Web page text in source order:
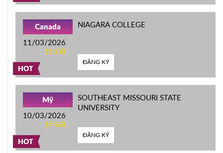
HOT
Canada
11/03/2026
11h00
NIAGARA COLLEGE
ĐĂNG KÝ
HOT
Mỹ
10/03/2026
14h00
SOUTHEAST MISSOURI STATE
UNIVERSITY
ĐĂNG KÝ